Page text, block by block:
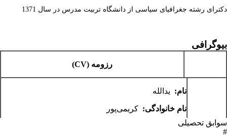
دکترای رشته جغرافیای سیاسی از دانشگاه تربیت مدرس در سال 1371
بیوگرافی
رزومه (CV)
اطلاعات
نام: یدالله
نام خانوادگی: کریمی‌پور
مرتبه:سوابق تحصیلی
#